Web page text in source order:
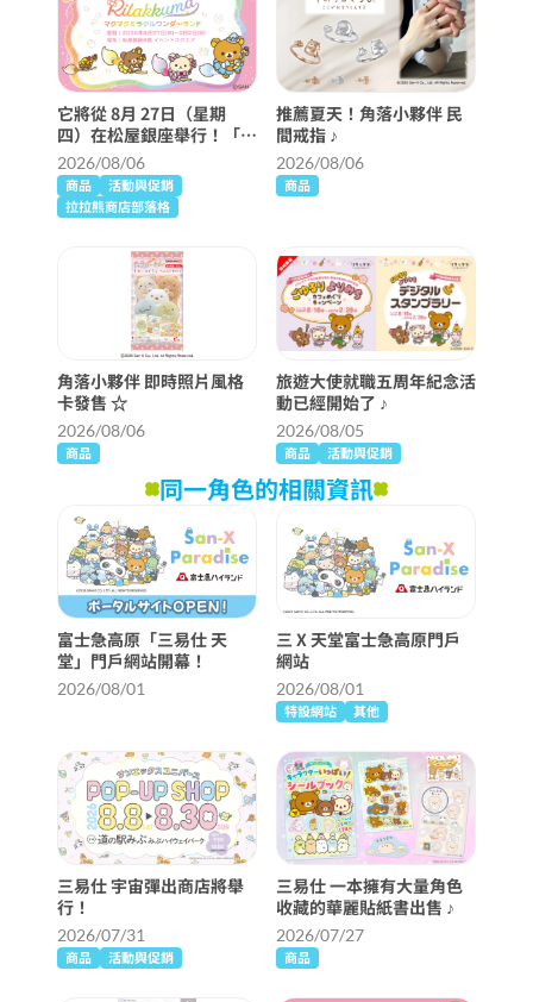
它將從 8月 27日（星期
四）在松屋銀座舉行！「麥
克奇蹟仙境」詳細信息 ♪
2026/08/06
商品
活動與促銷
拉拉熊商店部落格
推薦夏天！角落小夥伴 民
間戒指 ♪
2026/08/06
商品
角落小夥伴 即時照片風格
卡發售 ☆
2026/08/06
商品
旅遊大使就職五周年紀念活
動已經開始了 ♪
2026/08/05
商品 活動與促銷
同一角色的相關資訊
富士急高原「三易仕 天
堂」門戶網站開幕！
2026/08/01
三 X 天堂富士急高原門戶
網站
2026/08/01
特設網站 其他
三易仕 宇宙彈出商店將舉
行！
2026/07/31
商品 活動與促銷
三易仕 一本擁有大量角色
收藏的華麗貼紙書出售 ♪
2026/07/27
商品